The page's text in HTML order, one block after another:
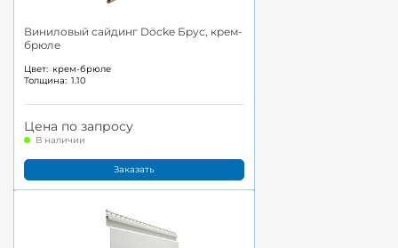
Виниловый сайдинг Döcke Брус, крем-
брюле
Цвет: крем-брюле
Толщина: 1.10
Цена по запросу
В наличии
Заказать